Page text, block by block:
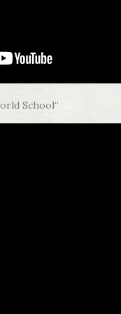
School“